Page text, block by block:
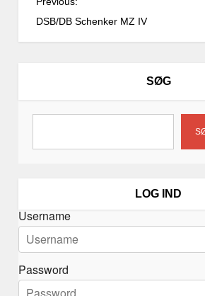
Mulighederne
kan
n
d
s
a
g
a
t
i
o
DSB/DB Schenker MZ IV
SØG
LOG IND
Username
Password